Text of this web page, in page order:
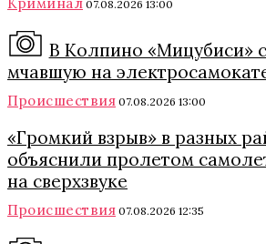
07.08.2026 13:00
В Колпино «Мицубиси»
мчавшую на
Происшествия 07.08.2026 13:00
«Громкий взрыв» в разных
объяснили пролетом
на сверхзвуке
Происшествия 07.08.2026 12:35